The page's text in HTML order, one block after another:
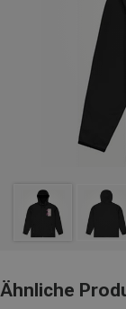
Ähnliche